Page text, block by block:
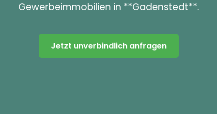
Gewerbeimmobilien in **Gadenstedt**.
Jetzt unverbindlich anfragen